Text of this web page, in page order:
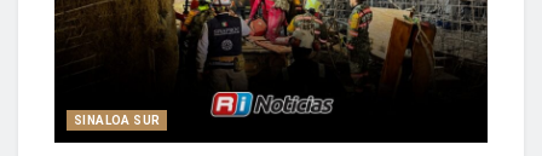
SINALOA SUR